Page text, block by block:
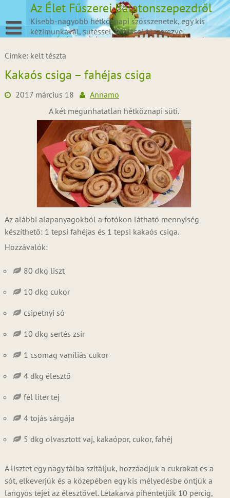
content
Az Élet Fűszerei Balatonszepezdről
Kisebb-nagyobb hétköznapi szösszenetek, egy kis
kézimunkával, sütéssel, főzéssel fűszerezve.
Címke: kelt tészta
Kakaós csiga – fahéjas csiga
2017 március 18
Annamo
A két megunhatatlan hétköznapi süti.
Az alábbi alapanyagokból a fotókon látható mennyiség
készíthető: 1 tepsi fahéjas és 1 tepsi kakaós csiga.
Hozzávalók:
80 dkg liszt
10 dkg cukor
csipetnyi só
10 dkg sertés zsír
1 csomag vaníliás cukor
4 dkg élesztő
fél liter tej
4 tojás sárgája
5 dkg olvasztott vaj, kakaópor, cukor, fahéj
A lisztet egy nagy tálba szitáljuk, hozzáadjuk a cukrokat és a
sót, elkeverjük és a közepében egy kis mélyedésbe öntjük a
langyos tejet az élesztővel. Letakarva pihentetjük 10 percig,